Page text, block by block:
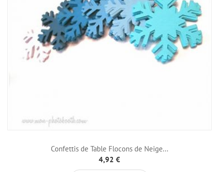
Confettis de Table Flocons de Neige...
4,92 €